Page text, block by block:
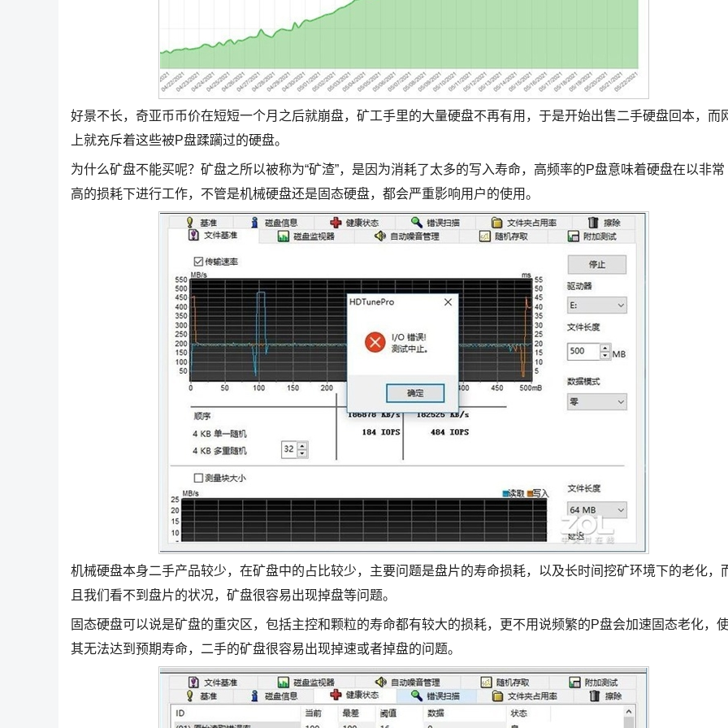
好景不长，奇亚币币价在短短一个月之后就崩盘，矿工手里的大量硬盘不再有用，于是开始出售二手硬盘回本，而
上就充斥着这些被P盘蹂躏过的硬盘。
为什么矿盘不能买呢？矿盘之所以被称为“矿渣”，是因为消耗了太多的写入寿命，高频率的P盘意味着硬盘在以非常
高的损耗下进行工作，不管是机械硬盘还是固态硬盘，都会严重影响用户的使用。
机械硬盘本身二手产品较少，在矿盘中的占比较少，主要问题是盘片的寿命损耗，以及长时间挖矿环境下的老化，
且我们看不到盘片的状况，矿盘很容易出现掉盘等问题。
固态硬盘可以说是矿盘的重灾区，包括主控和颗粒的寿命都有较大的损耗，更不用说频繁的P盘会加速固态老化，
其无法达到预期寿命，二手的矿盘很容易出现掉速或者掉盘的问题。